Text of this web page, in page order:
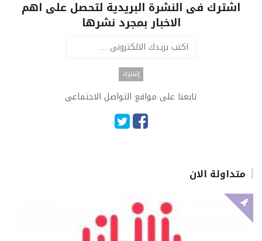
اشترك فى النشرة البريدية لتحصل على اهم
الاخبار بمجرد نشرها
تابعنا على مواقع التواصل الاجتماعى
متداولة الان